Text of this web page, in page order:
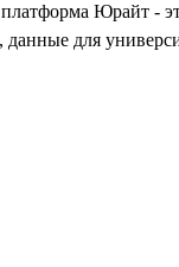
платформа Юрайт -
данные для